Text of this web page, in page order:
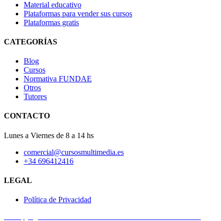
Material educativo
Plataformas para vender sus cursos
Plataformas gratis
CATEGORÍAS
Blog
Cursos
Normativa FUNDAE
Otros
Tutores
CONTACTO
Lunes a Viernes de 8 a 14 hs
comercial@cursosmultimedia.es
+34 696412416
LEGAL
Política de Privacidad